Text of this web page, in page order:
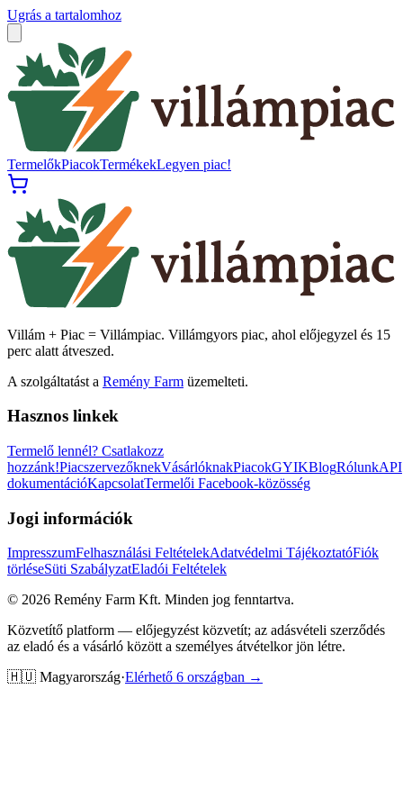
Ugrás a tartalomhoz
TermelőkPiacokTermékekLegyen piac!
Villám + Piac = Villámpiac. Villámgyors piac, ahol előjegyzel és 15
perc alatt átveszed.
A szolgáltatást a Remény Farm üzemelteti.
Hasznos linkek
Termelő lennél? Csatlakozz
hozzánk!PiacszervezőknekVásárlóknakPiacokGYIKBlogRólunkAPI
dokumentációKapcsolatTermelői Facebook-közösség
Jogi információk
ImpresszumFelhasználási FeltételekAdatvédelmi TájékoztatóFiók
törléseSüti SzabályzatEladói Feltételek
© 2026 Remény Farm Kft. Minden jog fenntartva.
Közvetítő platform — előjegyzést közvetít; az adásvételi szerződés
az eladó és a vásárló között a személyes átvételkor jön létre.
🇭🇺 Magyarország·Elérhető 6 országban →